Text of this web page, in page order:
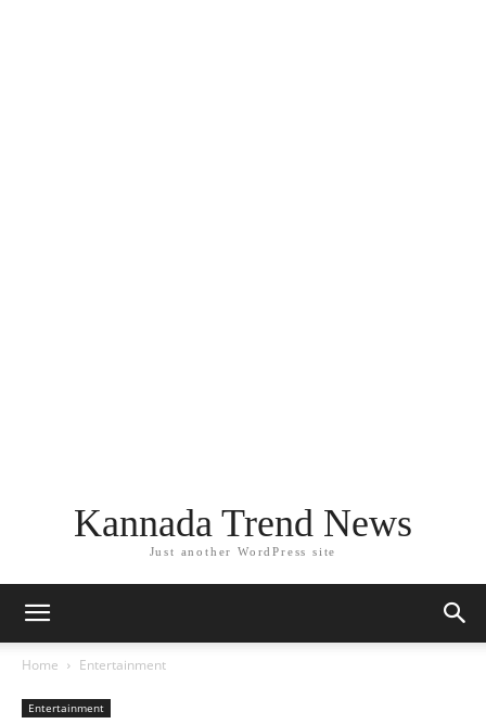
Kannada Trend News
Just another WordPress site
Home Entertainment
Entertainment